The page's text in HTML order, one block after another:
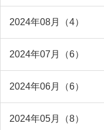
2024年08月（4）
2024年07月（6）
2024年06月（6）
2024年05月（8）